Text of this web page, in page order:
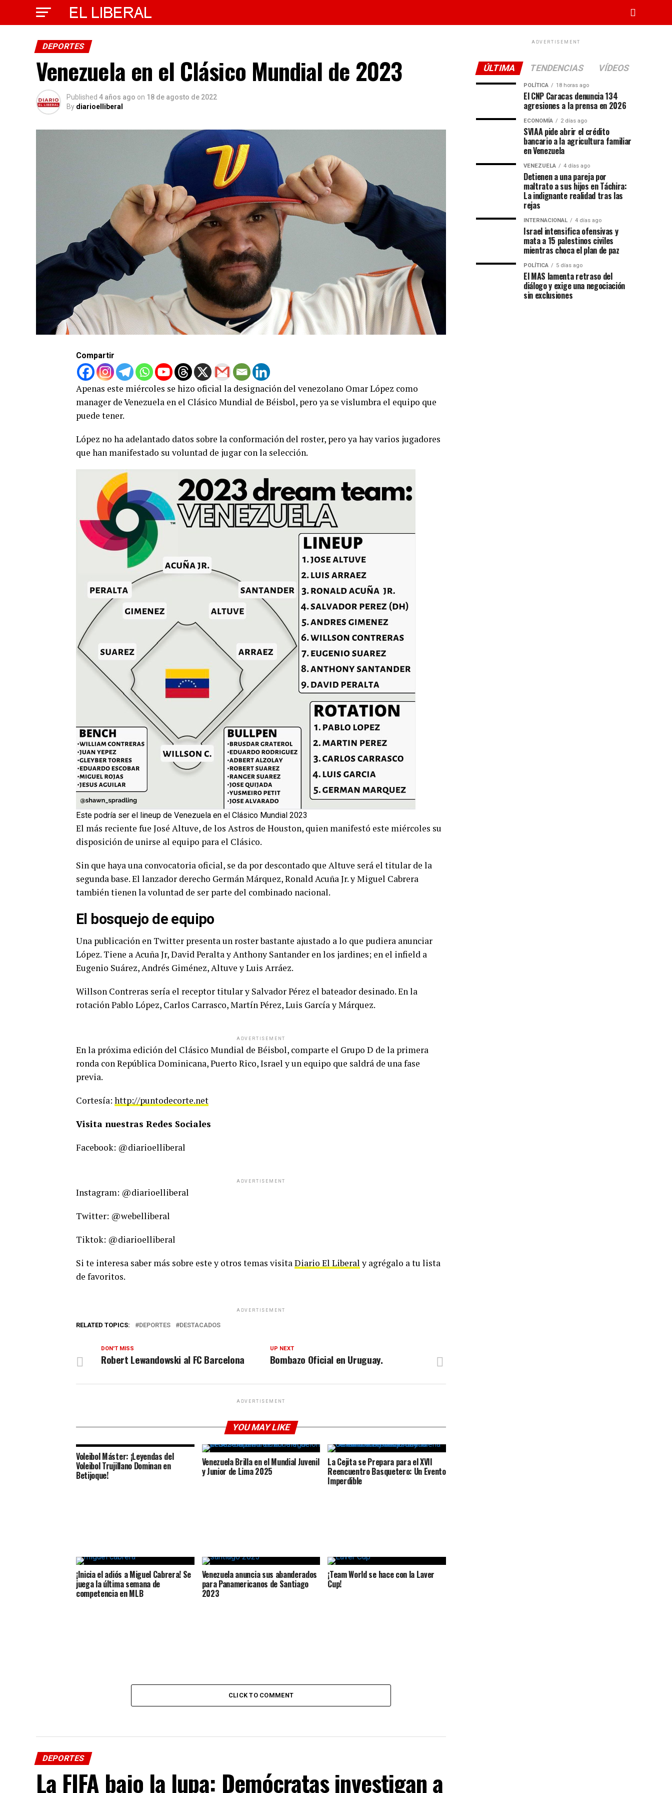
DEPORTES
Venezuela en el Clásico Mundial de 2023
Published 4 años ago on 18 de agosto de 2022
By diarioelliberal
Compartir
Apenas este miércoles se hizo oficial la designación del venezolano Omar López como
manager de Venezuela en el Clásico Mundial de Béisbol, pero ya se vislumbra el equipo que
puede tener.
López no ha adelantado datos sobre la conformación del roster, pero ya hay varios jugadores
que han manifestado su voluntad de jugar con la selección.
Este podría ser el lineup de Venezuela en el Clásico Mundial 2023
El más reciente fue José Altuve, de los Astros de Houston, quien manifestó este miércoles su
disposición de unirse al equipo para el Clásico.
Sin que haya una convocatoria oficial, se da por descontado que Altuve será el titular de la
segunda base. El lanzador derecho Germán Márquez, Ronald Acuña Jr. y Miguel Cabrera
también tienen la voluntad de ser parte del combinado nacional.
El bosquejo de equipo
Una publicación en Twitter presenta un roster bastante ajustado a lo que pudiera anunciar
López. Tiene a Acuña Jr, David Peralta y Anthony Santander en los jardines; en el infield a
Eugenio Suárez, Andrés Giménez, Altuve y Luis Arráez.
Willson Contreras sería el receptor titular y Salvador Pérez el bateador desinado. En la
rotación Pablo López, Carlos Carrasco, Martín Pérez, Luis García y Márquez.
ADVERTISEMENT
En la próxima edición del Clásico Mundial de Béisbol, comparte el Grupo D de la primera
ronda con República Dominicana, Puerto Rico, Israel y un equipo que saldrá de una fase
previa.
Cortesía: http://puntodecorte.net
Visita nuestras Redes Sociales
Facebook: @diarioelliberal
ADVERTISEMENT
Instagram: @diarioelliberal
Twitter: @webelliberal
Tiktok: @diarioelliberal
Si te interesa saber más sobre este y otros temas visitaDiario El Liberaly agrégalo a tu lista
de favoritos.
ADVERTISEMENT
RELATED TOPICS: DEPORTES DESTACADOS
UP NEXT
Bombazo Oficial en Uruguay.
DON'T MISS
Robert Lewandowski al FC Barcelona
ADVERTISEMENT
YOU MAY LIKE
Voleibol Máster: ¡Leyendas del
Voleibol Trujillano Dominan en
Betijoque!
Venezuela Brilla en el Mundial Juvenil
y Junior de Lima 2025
La Cejita se Prepara para el XVII
Reencuentro Basquetero: Un Evento
Imperdible
¡Inicia el adiós a Miguel Cabrera! Se
juega la última semana de
competencia en MLB
Venezuela anuncia sus abanderados
para Panamericanos de Santiago
2023
¡Team World se hace con la Laver
Cup!
CLICK TO COMMENT
DEPORTES
La FIFA bajo la lupa: Demócratas investigan a
ADVERTISEMENT
ÚLTIMA TENDENCIAS VÍDEOS
POLÍTICA 18 horas ago
El CNP Caracas denuncia 134
agresiones a la prensa en 2026
ECONOMÍA 2 días ago
SVIAA pide abrir el crédito
bancario a la agricultura familiar
en Venezuela
VENEZUELA 4 días ago
Detienen a una pareja por
maltrato a sus hijos en Táchira:
La indignante realidad tras las
rejas
INTERNACIONAL 4 días ago
Israel intensifica ofensivas y
mata a 15 palestinos civiles
mientras choca el plan de paz
POLÍTICA 5 días ago
El MAS lamenta retraso del
diálogo y exige una negociación
sin exclusiones